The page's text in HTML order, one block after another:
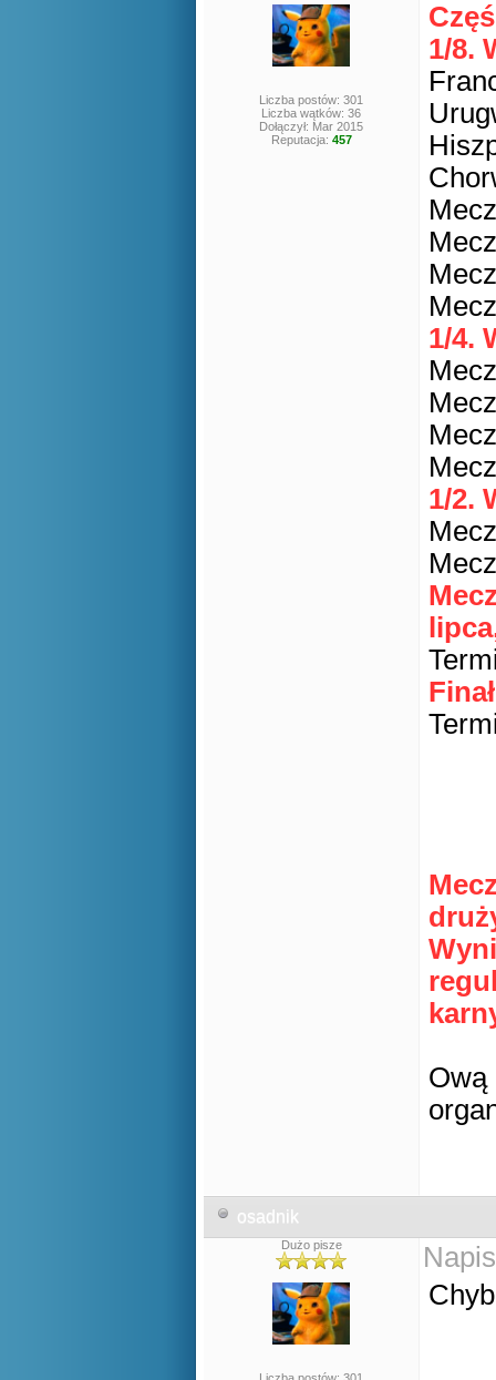
Liczba postów: 301
Liczba wątków: 36
Dołączył: Mar 2015
Reputacja: 457
1/8.
1/4.
1/2.
Ową
osadnik
Dużo pisze